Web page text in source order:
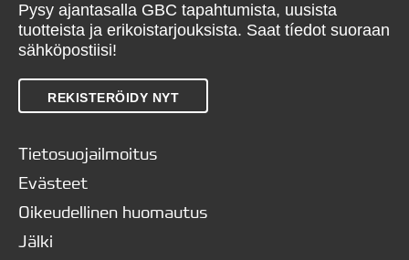
Pysy ajantasalla GBC tapahtumista, uusista
tuotteista ja erikoistarjouksista. Saat tíedot suoraan
sähköpostiisi!
REKISTERÖIDY NYT
Tietosuojailmoitus
Evästeet
Oikeudellinen huomautus
Jälki